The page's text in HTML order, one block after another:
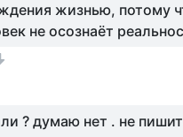
жизнью, потому
не осознаёт
? думаю нет . не